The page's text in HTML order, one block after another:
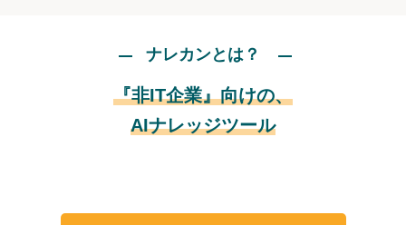
ナレカンとは？
『非IT企業』向けの、
AIナレッジツール